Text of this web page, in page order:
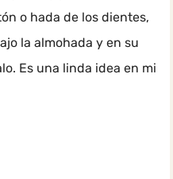
o hada de los dientes,
la almohada y en su
Es una linda idea en mi